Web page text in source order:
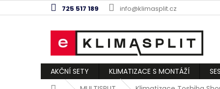
na
725 517 189 info@klimasplit.cz
AKČNÍ SETY KLIMATIZACE S MONTÁŽÍ